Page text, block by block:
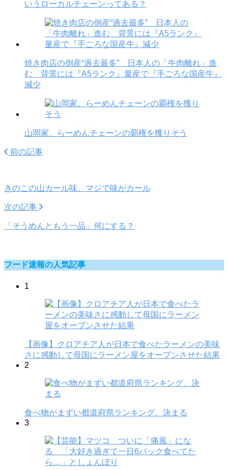
いうローカルチェーンってある？
焼き肉店の倒産“過去最多” 日本人の「牛肉離れ」進
む 背景には『A5ランク』量産で『手ごろな国産牛』
減少
山岡家、らーめんチェーンの覇権を獲りそう
前の記事
きのこの山カール味、マジで味がカール
次の記事
「そうめんともう一品」何にする？
フード速報の人気記事
1
【画像】クロアチア人が日本で食べたラーメンの美味
さに感動して母国にラーメン屋をオープンさせた結果
2
食べ物がまずい都道府県ランキング、決まる
3